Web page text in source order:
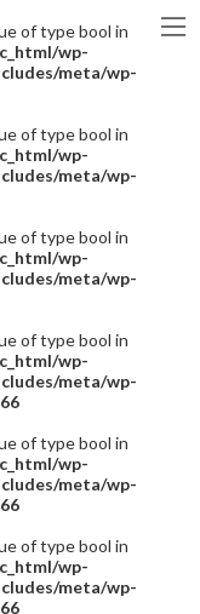
of type bool in
wp-
meta/wp-
of type bool in
wp-
meta/wp-
of type bool in
wp-
meta/wp-
of type bool in
wp-
meta/wp-
66
of type bool in
wp-
meta/wp-
66
of type bool in
wp-
meta/wp-
66